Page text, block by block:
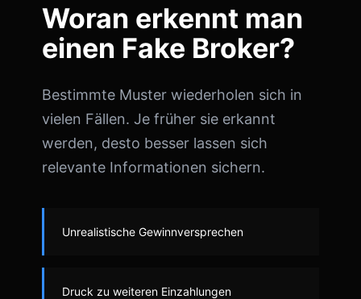
Woran erkennt man
einen Fake Broker?
Bestimmte Muster wiederholen sich in
vielen Fällen. Je früher sie erkannt
werden, desto besser lassen sich
relevante Informationen sichern.
Unrealistische Gewinnversprechen
Druck zu weiteren Einzahlungen